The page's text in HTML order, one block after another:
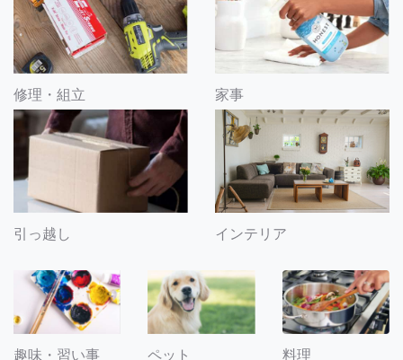
修理・組立 家事
引っ越し インテリア
趣味・習い事 ペット 料理